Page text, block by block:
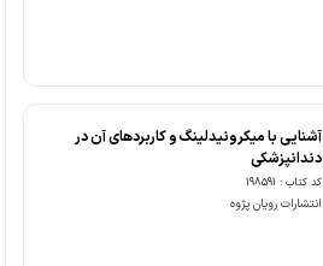
آشنایی با میکرونیدلینگ و کاربردهای آن در
دندانپزشکی
کد کتاب : 198591
انتشارات رویان پژوه